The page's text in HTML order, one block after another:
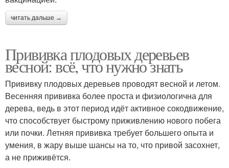
читать дальше →
Прививка плодовых деревьев
весной: всё, что нужно знать
Прививку плодовых деревьев проводят весной и летом.
Весенняя прививка более проста и физиологична для
дерева, ведь в этот период идёт активное сокодвижение,
что способствует быстрому приживлению нового побега
или почки. Летняя прививка требует большего опыта и
умения, в жару выше шансы на то, что привой засохнет,
а не приживётся.